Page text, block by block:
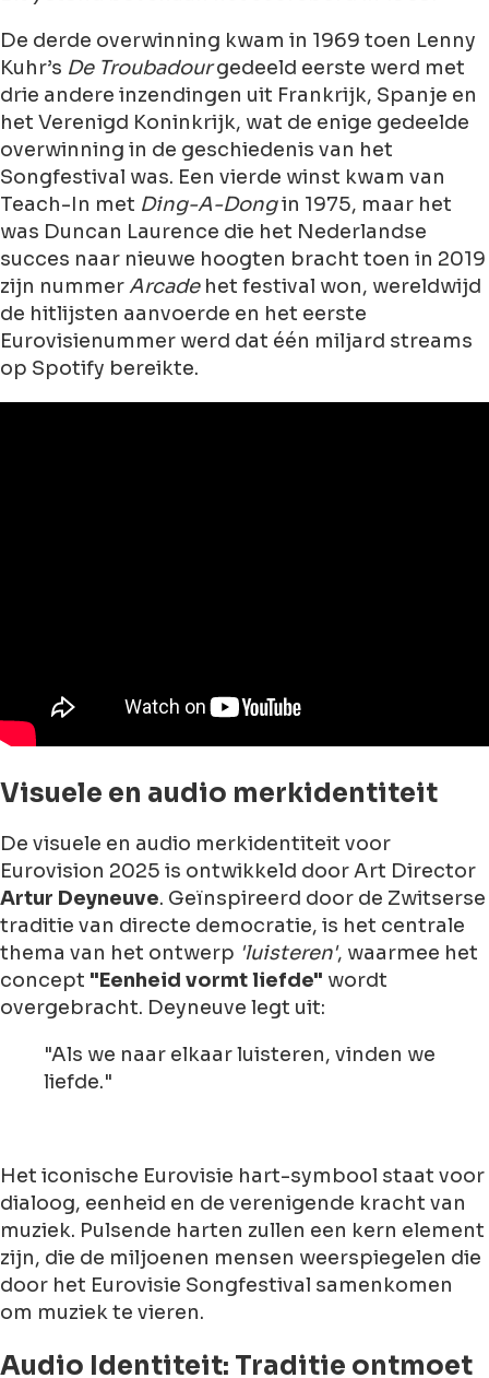
De derde overwinning kwam in 1969 toen Lenny
Kuhr’s De Troubadourgedeeld eerste werd met
drie andere inzendingen uit Frankrijk, Spanje en
het Verenigd Koninkrijk, wat de enige gedeelde
overwinning in de geschiedenis van het
Songfestival was. Een vierde winst kwam van
Teach-In met Ding-A-Dongin 1975, maar het
was Duncan Laurence die het Nederlandse
succes naar nieuwe hoogten bracht toen in 2019
zijn nummerArcadehet festival won, wereldwijd
de hitlijsten aanvoerde en het eerste
Eurovisienummer werd dat één miljard streams
op Spotify bereikte.
Visuele en audio merkidentiteit
De visuele en audio merkidentiteit voor
Eurovision 2025 is ontwikkeld door Art Director
Artur Deyneuve. Geïnspireerd door de Zwitserse
traditie van directe democratie, is het centrale
thema van het ontwerp 'luisteren', waarmee het
concept "Eenheid vormt liefde" wordt
overgebracht. Deyneuve legt uit:
"Als we naar elkaar luisteren, vinden we
liefde."
Het iconische Eurovisie hart-symbool staat voor
dialoog, eenheid en de verenigende kracht van
muziek. Pulsende harten zullen een kern element
zijn, die de miljoenen mensen weerspiegelen die
door het Eurovisie Songfestival samenkomen
om muziek te vieren.
Audio Identiteit: Traditie ontmoet